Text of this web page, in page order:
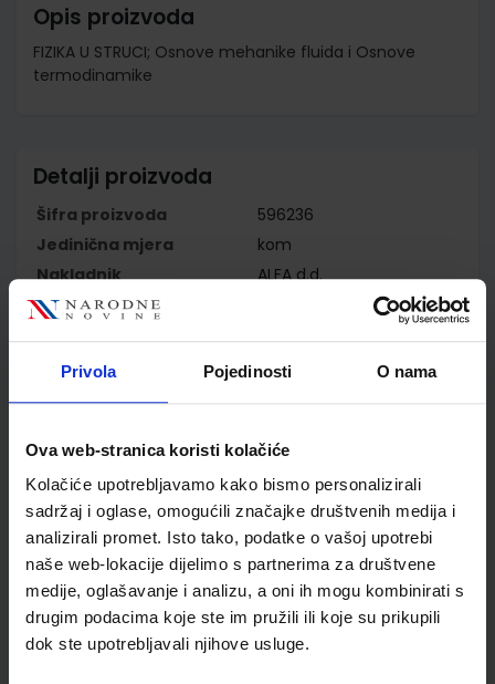
Privola Pojedinosti O nama
Ova web-stranica koristi kolačiće
Kolačiće upotrebljavamo kako bismo personalizirali
sadržaj i oglase, omogućili značajke društvenih medija i
analizirali promet. Isto tako, podatke o vašoj upotrebi
naše web-lokacije dijelimo s partnerima za društvene
medije, oglašavanje i analizu, a oni ih mogu kombinirati s
drugim podacima koje ste im pružili ili koje su prikupili
dok ste upotrebljavali njihove usluge.
Opis proizvoda
FIZIKA U STRUCI; Osnove mehanike fluida i Osnove
termodinamike
Detalji proizvoda
Šifra proizvoda
596236
Jedinična mjera
kom
Nakladnik
ALFA d.d.
Autor
Jakov Labor Jasmina
Zelenko Paduan Igor
Školski razred
10 1.RAZRED SŠ
Vrsta školske knjige
Vrsta škole
3 STRUKOVNA
Reg br min
8111